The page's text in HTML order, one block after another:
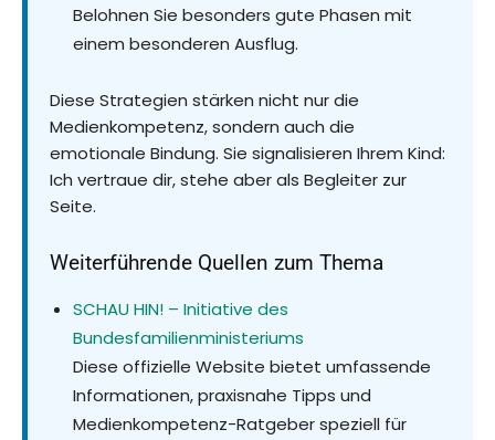
Belohnen Sie besonders gute Phasen mit
einem besonderen Ausflug.
Diese Strategien stärken nicht nur die
Medienkompetenz, sondern auch die
emotionale Bindung. Sie signalisieren Ihrem Kind:
Ich vertraue dir, stehe aber als Begleiter zur
Seite.
Weiterführende Quellen zum Thema
SCHAU HIN! – Initiative des
Bundesfamilienministeriums
Diese offizielle Website bietet umfassende
Informationen, praxisnahe Tipps und
Medienkompetenz-Ratgeber speziell für